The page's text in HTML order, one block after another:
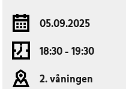
05.09.2025
18:30 - 19:30
2. våningen